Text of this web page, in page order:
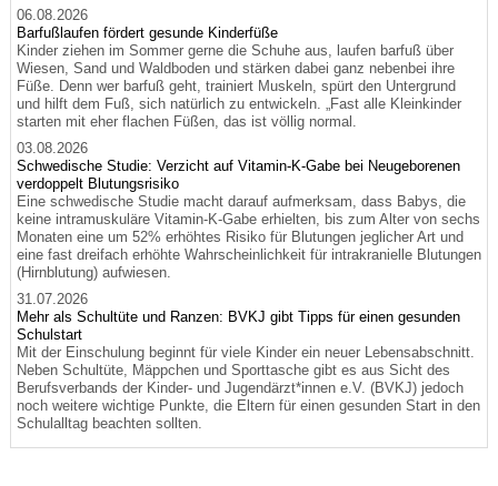
06.08.2026
Barfußlaufen fördert gesunde Kinderfüße
Kinder ziehen im Sommer gerne die Schuhe aus, laufen barfuß über
Wiesen, Sand und Waldboden und stärken dabei ganz nebenbei ihre
Füße. Denn wer barfuß geht, trainiert Muskeln, spürt den Untergrund
und hilft dem Fuß, sich natürlich zu entwickeln. „Fast alle Kleinkinder
starten mit eher flachen Füßen, das ist völlig normal.
03.08.2026
Schwedische Studie: Verzicht auf Vitamin-K-Gabe bei Neugeborenen
verdoppelt Blutungsrisiko
Eine schwedische Studie macht darauf aufmerksam, dass Babys, die
keine intramuskuläre Vitamin-K-Gabe erhielten, bis zum Alter von sechs
Monaten eine um 52% erhöhtes Risiko für Blutungen jeglicher Art und
eine fast dreifach erhöhte Wahrscheinlichkeit für intrakranielle Blutungen
(Hirnblutung) aufwiesen.
31.07.2026
Mehr als Schultüte und Ranzen: BVKJ gibt Tipps für einen gesunden
Schulstart
Mit der Einschulung beginnt für viele Kinder ein neuer Lebensabschnitt.
Neben Schultüte, Mäppchen und Sporttasche gibt es aus Sicht des
Berufsverbands der Kinder- und Jugendärzt*innen e.V. (BVKJ) jedoch
noch weitere wichtige Punkte, die Eltern für einen gesunden Start in den
Schulalltag beachten sollten.